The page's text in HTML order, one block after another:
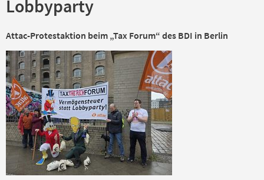
Lobbyparty
Attac-Protestaktion beim „Tax Forum“ des BDI in Berlin